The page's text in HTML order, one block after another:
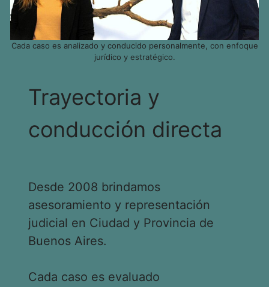
Cada caso es analizado y conducido personalmente, con enfoque
jurídico y estratégico.
Trayectoria y
conducción directa
Desde 2008 brindamos
asesoramiento y representación
judicial en Ciudad y Provincia de
Buenos Aires.
Cada caso es evaluado